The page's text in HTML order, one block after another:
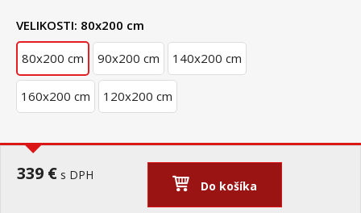
VELIKOSTI: 80x200 cm
80x200 cm 90x200 cm 140x200 cm
160x200 cm 120x200 cm
339 € s DPH
Do košíka